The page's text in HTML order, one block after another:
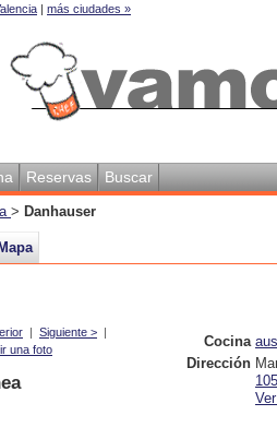
| más ciudades »
Reservas Buscar
> Danhauser
Mapa
Cocina
Dirección
| Siguiente > |
una foto